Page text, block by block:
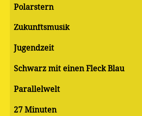
Polarstern
Zukunftsmusik
Jugendzeit
Schwarz mit einen Fleck Blau
Parallelwelt
27 Minuten